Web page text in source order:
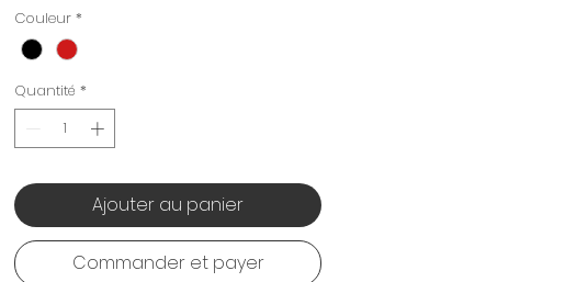
Couleur *
Quantité *
Ajouter au panier
Commander et payer